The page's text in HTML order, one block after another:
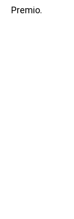
Premio.